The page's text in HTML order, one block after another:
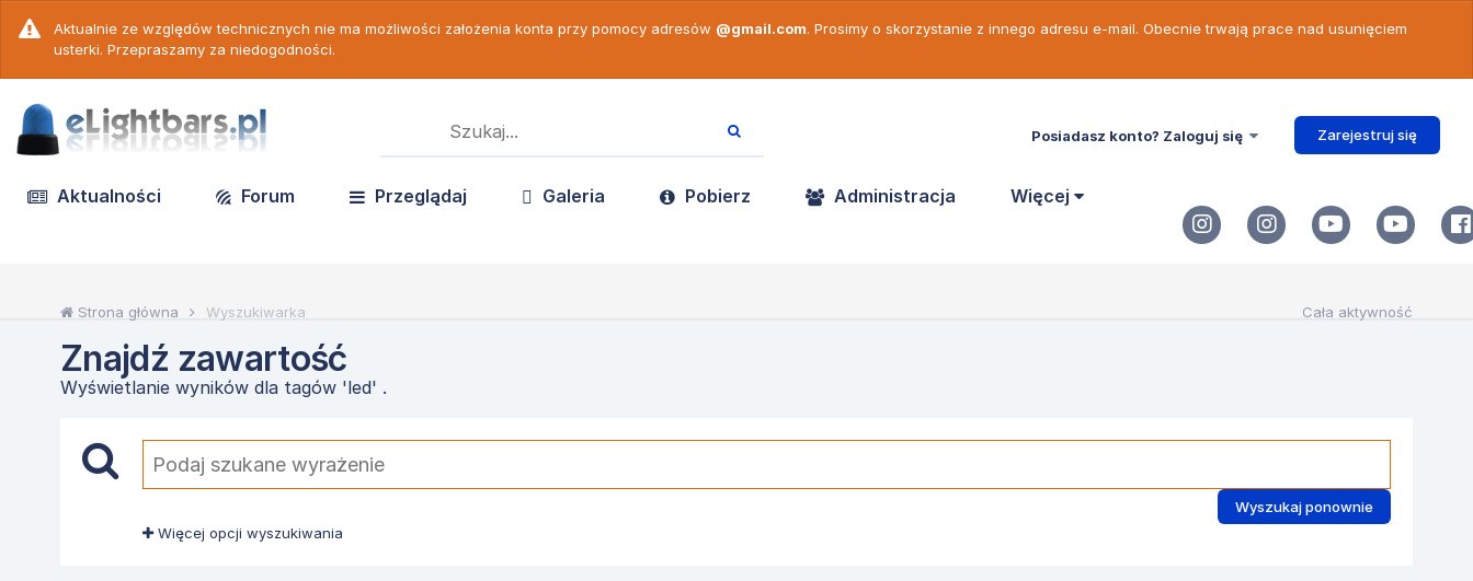
Aktualnie ze względów technicznych nie ma możliwości założenia konta przy pomocy adresów @gmail.com. Prosimy o skorzystanie z innego adresu e-mail. Obecnie trwają prace nad usunięciem
usterki. Przepraszamy za niedogodności.
Posiadasz konto? Zaloguj się Zarejestruj się
Aktualności Forum Przeglądaj Galeria Pobierz Administracja Więcej
Cała aktywność
Strona główna Wyszukiwarka
Znajdź zawartość
Wyświetlanie wyników dla tagów 'led' .
Wyszukaj ponownie
Więcej opcji wyszukiwania